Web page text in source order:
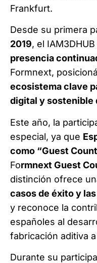
Frankfurt.
Desde su primera
2019, el
presencia
Formnext,
ecosistema clave
digital y sostenible
Este año, la
especial, ya que
como “Guest
Formnext Guest
distinción ofrece
casos de éxito y
y reconoce la
españoles al
fabricación aditiva
Durante su